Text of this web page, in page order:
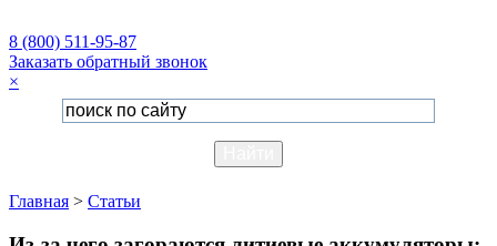
8 (800) 511-95-87
Заказать обратный звонок
×
Главная > Статьи